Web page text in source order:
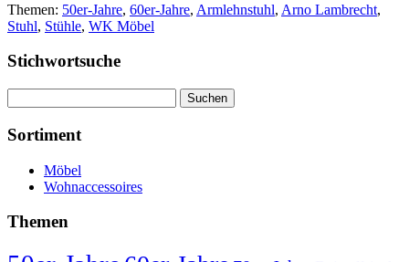
Themen: 50er-Jahre, 60er-Jahre, Armlehnstuhl, Arno Lambrecht,
Stuhl, Stühle, WK Möbel
Stichwortsuche
nach:
Sortiment
Möbel
Wohnaccessoires
Themen